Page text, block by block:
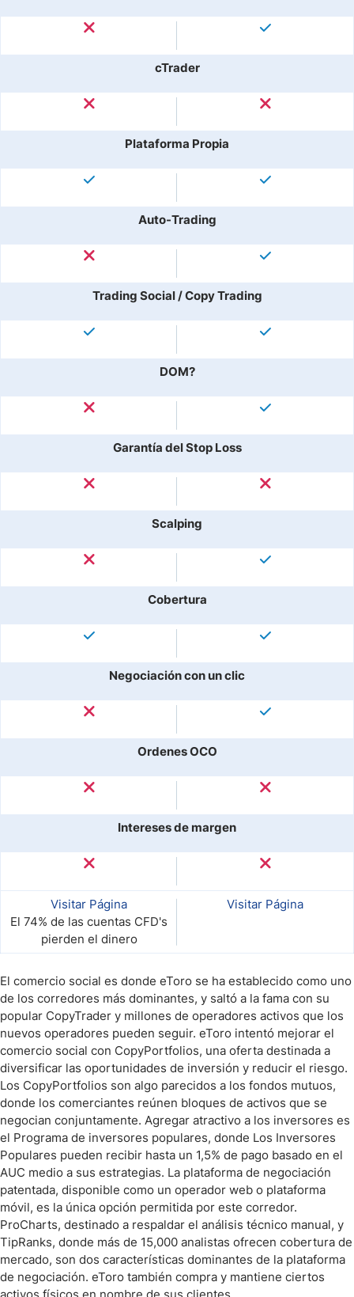
cTrader
Plataforma Propia
Auto-Trading
Trading Social / Copy Trading
DOM?
Garantía del Stop Loss
Scalping
Cobertura
Negociación con un clic
Ordenes OCO
Intereses de margen
Visitar Página
El 74% de las cuentas CFD's
pierden el dinero
Visitar Página
El comercio social es donde eToro se ha establecido como uno
de los corredores más dominantes, y saltó a la fama con su
popular CopyTrader y millones de operadores activos que los
nuevos operadores pueden seguir. eToro intentó mejorar el
comercio social con CopyPortfolios, una oferta destinada a
diversificar las oportunidades de inversión y reducir el riesgo.
Los CopyPortfolios son algo parecidos a los fondos mutuos,
donde los comerciantes reúnen bloques de activos que se
negocian conjuntamente. Agregar atractivo a los inversores es
el Programa de inversores populares, donde Los Inversores
Populares pueden recibir hasta un 1,5% de pago basado en el
AUC medio a sus estrategias. La plataforma de negociación
patentada, disponible como un operador web o plataforma
móvil, es la única opción permitida por este corredor.
ProCharts, destinado a respaldar el análisis técnico manual, y
TipRanks, donde más de 15,000 analistas ofrecen cobertura de
mercado, son dos características dominantes de la plataforma
de negociación. eToro también compra y mantiene ciertos